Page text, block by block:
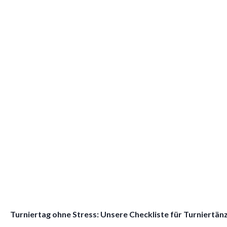
Turniertag ohne Stress: Unsere Checkliste für